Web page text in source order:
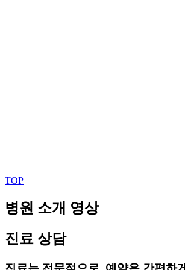
TOP
병원 소개 영상
진료 상담